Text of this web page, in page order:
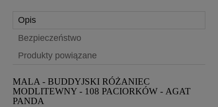
Opis
Bezpieczeństwo
Produkty powiązane
MALA - BUDDYJSKI RÓŻANIEC
MODLITEWNY - 108 PACIORKÓW - AGAT
PANDA